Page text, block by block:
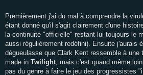
Premièrement j'ai du mal à comprendre la
étant donné qu'il s'agit clairement d'une
la continuité "officielle" restant lui toujours le
aussi régulièrement redéfini). Ensuite j'aurais
dégueulasse que Clark Kent ressemble à une
made in Twilight, mais c'est quand même
pas du genre à faire le jeu des progressistes